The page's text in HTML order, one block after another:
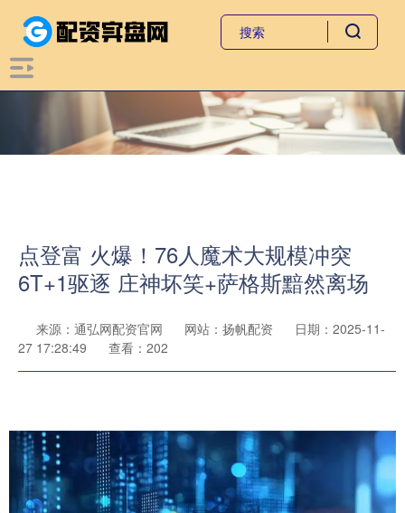
点登富 火爆！76人魔术大规模冲突
6T+1驱逐 庄神坏笑+萨格斯黯然离场
来源：通弘网配资官网 网站：扬帆配资
日期：2025-11-
27 17:28:49
查看：202